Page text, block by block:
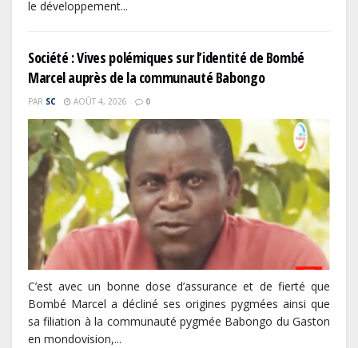
le développement...
Société : Vives polémiques sur l’identité de Bombé
Marcel auprès de la communauté Babongo
PAR SC AOÛT 4, 2026 0
C’est avec un bonne dose d’assurance et de fierté que
Bombé Marcel a décliné ses origines pygmées ainsi que
sa filiation à la communauté pygmée Babongo du Gaston
en mondovision,...